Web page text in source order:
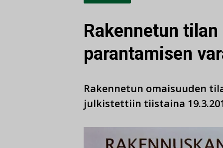
Rakennetun
parantamisen
Rakennetun omaisuuden
julkistettiin tiistaina